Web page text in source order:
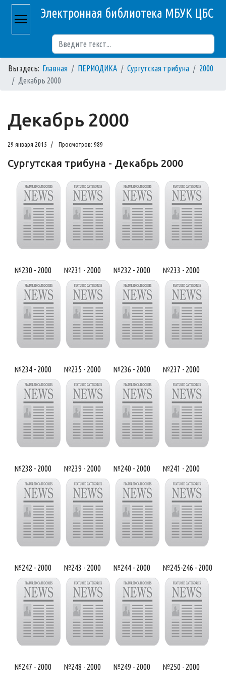
Электронная библиотека МБУК ЦБС
Вы здесь: Главная ПЕРИОДИКА Сургутская трибуна
2000
Декабрь 2000
Декабрь 2000
29 января 2015 Просмотров: 989
Сургутская трибуна - Декабрь 2000
№230 - 2000 №231 - 2000 №232 - 2000 №233 - 2000
№234 - 2000 №235 - 2000 №236 - 2000 №237 - 2000
№238 - 2000 №239 - 2000 №240 - 2000 №241 - 2000
№242 - 2000 №243 - 2000 №244 - 2000 №245-246 - 2000
№247 - 2000 №248 - 2000 №249 - 2000 №250 - 2000